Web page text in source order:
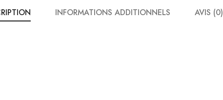
INFORMATIONS ADDITIONNELS AVIS (0)